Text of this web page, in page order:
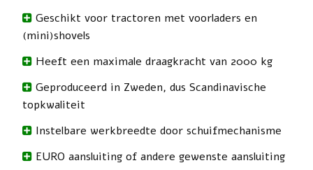
Geschikt voor tractoren met voorladers en
(mini)shovels
Heeft een maximale draagkracht van 2000 kg
Geproduceerd in Zweden, dus Scandinavische
topkwaliteit
Instelbare werkbreedte door schuifmechanisme
EURO aansluiting of andere gewenste aansluiting